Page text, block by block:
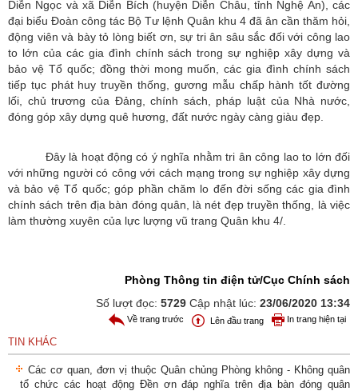
Diễn Ngọc và xã Diễn Bích (huyện Diễn Châu, tỉnh Nghệ An), các
đại biểu Đoàn công tác Bộ Tư lệnh Quân khu 4 đã ân cần thăm hỏi,
động viên và bày tỏ lòng biết ơn, sự tri ân sâu sắc đối với công lao
to lớn của các gia đình chính sách trong sự nghiệp xây dựng và
bảo vệ Tổ quốc; đồng thời mong muốn, các gia đình chính sách
tiếp tục phát huy truyền thống, gương mẫu chấp hành tốt đường
lối, chủ trương của Đảng, chính sách, pháp luật của Nhà nước,
đóng góp xây dựng quê hương, đất nước ngày càng giàu đẹp.
Đây là hoạt động có ý nghĩa nhằm tri ân công lao to lớn đối
với những người có công với cách mạng trong sự nghiệp xây dựng
và bảo vệ Tổ quốc; góp phần chăm lo đến đời sống các gia đình
chính sách trên địa bàn đóng quân, là nét đẹp truyền thống, là việc
làm thường xuyên của lực lượng vũ trang Quân khu 4/.
Phòng Thông tin điện tử/Cục Chính sách
Số lượt đọc: 5729 Cập nhật lúc: 23/06/2020 13:34
In trang hiện tại
Lên đầu trang
Về trang trước
TIN KHÁC
Các cơ quan, đơn vị thuộc Quân chủng Phòng không - Không quân
tổ chức các hoạt động Đền ơn đáp nghĩa trên địa bàn đóng quân